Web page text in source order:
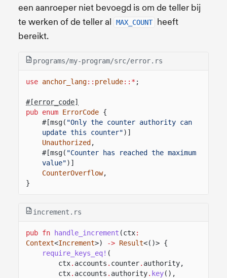
een aanroeper niet bevoegd is om de teller bij
te werken of de teller al
MAX_COUNT
heeft
bereikt.
programs/my-program/src/error.rs
use anchor_lang:: prelude::* ;
#[error_code]
pub enum ErrorCode {
#[msg( "Only the counter authority can
update this counter")]
Unauthorized ,
#[msg( "Counter has reached the maximum
value")]
CounterOverflow,
}
increment.rs
pub fn handle_increment (ctx:
Context<Increment>) -> Result<()> {
require_keys_eq! (
ctx. accounts . counter. authority,
ctx. accounts . authority. key(),